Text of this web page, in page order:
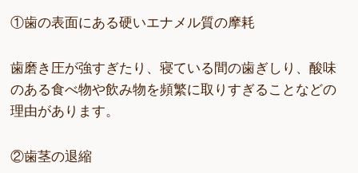
①歯の表面にある硬いエナメル質の摩耗
歯磨き圧が強すぎたり、寝ている間の歯ぎしり、酸味
のある食べ物や飲み物を頻繁に取りすぎることなどの
理由があります。
②歯茎の退縮